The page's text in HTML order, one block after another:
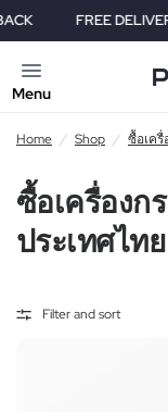
FREE DELIVERY • 2
Menu
Home / Shop / ซื้อเครื่
ซื้อเครื่องก
ประเทศไทย
Filter and sort